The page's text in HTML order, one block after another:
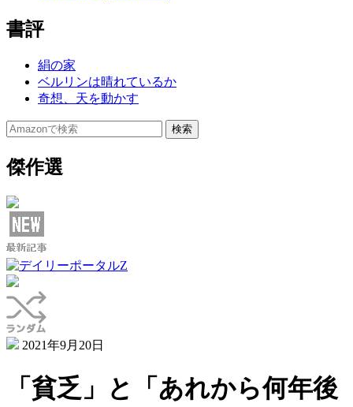
書評
絹の家
ベルリンは晴れているか
奇想、天を動かす
傑作選
2021年9月20日
「貧乏」と「あれから何年後